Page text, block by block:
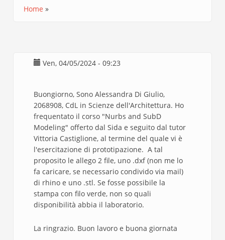
Home
Ven, 04/05/2024 - 09:23
Buongiorno, Sono Alessandra Di Giulio,
2068908, CdL in Scienze dell'Architettura. Ho
frequentato il corso "Nurbs and SubD
Modeling" offerto dal Sida e seguito dal tutor
Vittoria Castiglione, al termine del quale vi è
l'esercitazione di prototipazione. A tal
proposito le allego 2 file, uno .dxf (non me lo
fa caricare, se necessario condivido via mail)
di rhino e uno .stl. Se fosse possibile la
stampa con filo verde, non so quali
disponibilità abbia il laboratorio.
La ringrazio. Buon lavoro e buona giornata